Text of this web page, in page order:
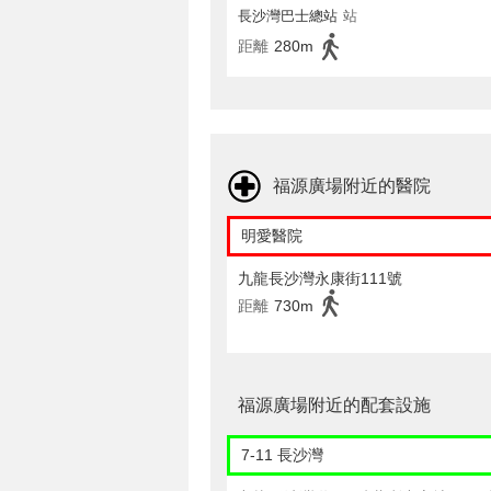
長沙灣巴士總站 站
距離 280m
福源廣場附近的醫院
明愛醫院
九龍長沙灣永康街111號
距離 730m
福源廣場附近的配套設施
7-11 長沙灣